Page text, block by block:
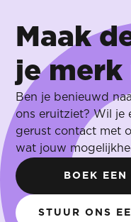
Maak
je merk
Ben je benieuwd
ons eruitziet? Wil je
gerust contact met
wat jouw
BOEK
STUUR ONS